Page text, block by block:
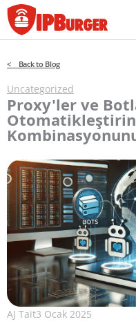
İçeriğe
geç
< Back to Blog
Uncategorized
Proxy'ler ve
AJ Tait3 Ocak 2025